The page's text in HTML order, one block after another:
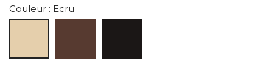
Couleur : Ecru